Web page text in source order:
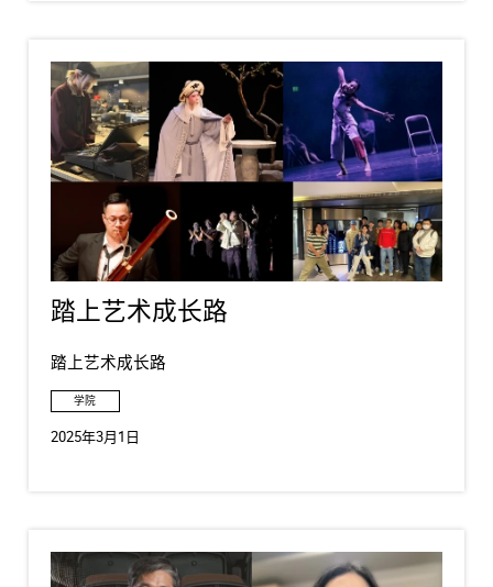
踏上艺术成长路
踏上艺术成长路
学院
2025年3月1日